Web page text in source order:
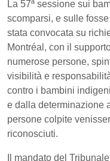
La 57ª sessione sui
scomparsi, e sulle
stata convocata su
Montréal, con il
numerose persone,
visibilità e
contro i bambini
e dalla determinazione
persone colpite
riconosciuti.
Il mandato del